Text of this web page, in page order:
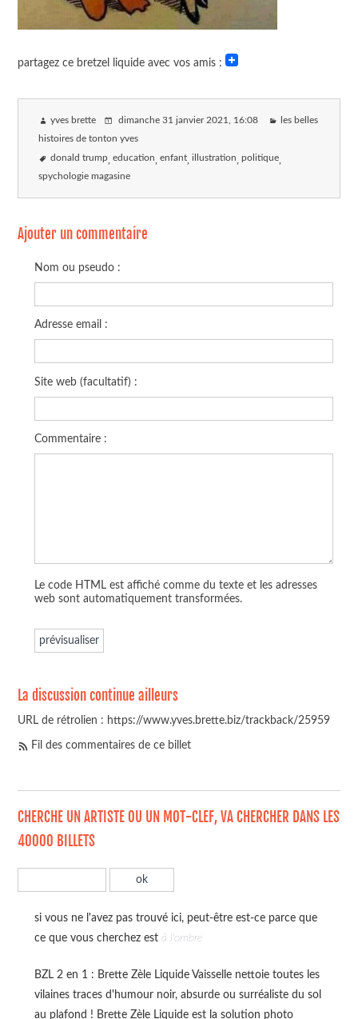
partagez ce bretzel liquide avec vos amis :
yves brette dimanche 31 janvier 2021, 16:08 les belles
histoires de tonton yves
donald trump education enfant illustration politique
spychologie magasine
Ajouter un commentaire
Nom ou pseudo :
Adresse email :
Site web (facultatif) :
Commentaire :
Le code HTML est affiché comme du texte et les adresses
web sont automatiquement transformées.
La discussion continue ailleurs
URL de rétrolien : https://www.yves.brette.biz/trackback/25959
Fil des commentaires de ce billet
CHERCHE UN ARTISTE OU UN MOT-CLEF, VA CHERCHER DANS LES
40000 BILLETS
si vous ne l'avez pas trouvé ici, peut-être est-ce parce que
ce que vous cherchez est à l'ombre
BZL 2 en 1 : Brette Zèle Liquide Vaisselle nettoie toutes les
vilaines traces d'humour noir, absurde ou surréaliste du sol
au plafond ! Brette Zèle Liquide est la solution photo